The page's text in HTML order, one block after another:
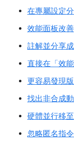
在專屬設定
效能面板改善
註解並分享
直接在「效
更容易發現
找出非合成
硬體並行移
忽略匿名指